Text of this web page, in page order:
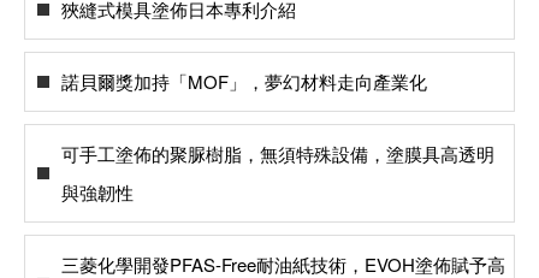
狹縫式模具塗佈日本專利介紹
諾貝爾獎加持「MOF」，夢幻材料走向產業化
可手工塗佈的聚脲樹脂，無須特殊設備，塗膜具高透明
與強韌性
三菱化學開發PFAS-Free耐油紙技術，EVOH塗佈賦予高